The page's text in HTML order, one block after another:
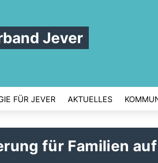
Jever
FÜR JEVER AKTUELLES
für Familien